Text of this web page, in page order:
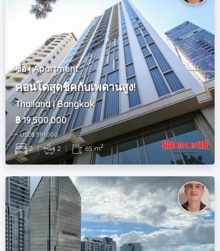
ซื้อ | Apartment
คอนโดสุดชิคกับเพดานสูง!
Thailand | Bangkok
฿ 19,500,000
~ USD$ 591,000
2 | 2 | 65 m2